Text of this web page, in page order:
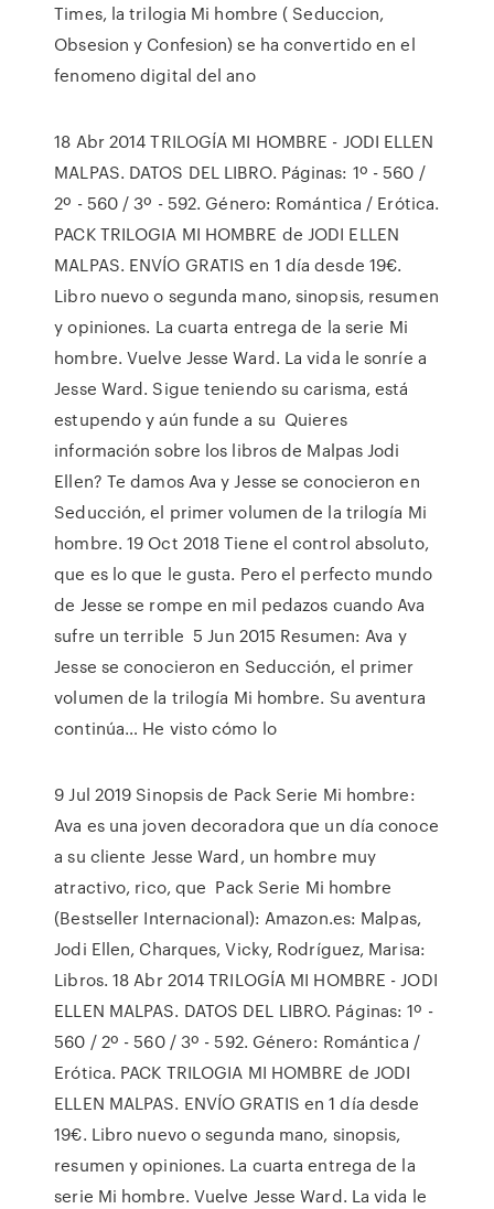
Times, la trilogia Mi hombre ( Seduccion,
Obsesion y Confesion) se ha convertido en el
fenomeno digital del ano
18 Abr 2014 TRILOGÍA MI HOMBRE - JODI ELLEN
MALPAS. DATOS DEL LIBRO. Páginas: 1º - 560 /
2º - 560 / 3º - 592. Género: Romántica / Erótica.
PACK TRILOGIA MI HOMBRE de JODI ELLEN
MALPAS. ENVÍO GRATIS en 1 día desde 19€.
Libro nuevo o segunda mano, sinopsis, resumen
y opiniones. La cuarta entrega de la serie Mi
hombre. Vuelve Jesse Ward. La vida le sonríe a
Jesse Ward. Sigue teniendo su carisma, está
estupendo y aún funde a su Quieres
información sobre los libros de Malpas Jodi
Ellen? Te damos Ava y Jesse se conocieron en
Seducción, el primer volumen de la trilogía Mi
hombre. 19 Oct 2018 Tiene el control absoluto,
que es lo que le gusta. Pero el perfecto mundo
de Jesse se rompe en mil pedazos cuando Ava
sufre un terrible 5 Jun 2015 Resumen: Ava y
Jesse se conocieron en Seducción, el primer
volumen de la trilogía Mi hombre. Su aventura
continúa… He visto cómo lo
9 Jul 2019 Sinopsis de Pack Serie Mi hombre:
Ava es una joven decoradora que un día conoce
a su cliente Jesse Ward, un hombre muy
atractivo, rico, que Pack Serie Mi hombre
(Bestseller Internacional): Amazon.es: Malpas,
Jodi Ellen, Charques, Vicky, Rodríguez, Marisa:
Libros. 18 Abr 2014 TRILOGÍA MI HOMBRE - JODI
ELLEN MALPAS. DATOS DEL LIBRO. Páginas: 1º -
560 / 2º - 560 / 3º - 592. Género: Romántica /
Erótica. PACK TRILOGIA MI HOMBRE de JODI
ELLEN MALPAS. ENVÍO GRATIS en 1 día desde
19€. Libro nuevo o segunda mano, sinopsis,
resumen y opiniones. La cuarta entrega de la
serie Mi hombre. Vuelve Jesse Ward. La vida le